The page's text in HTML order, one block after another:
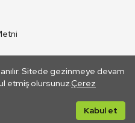
Sitede gezinmeye devam
etmiş olursunuz.Çerez
Kabul et
Bağlantı yoluyla gidilen dış